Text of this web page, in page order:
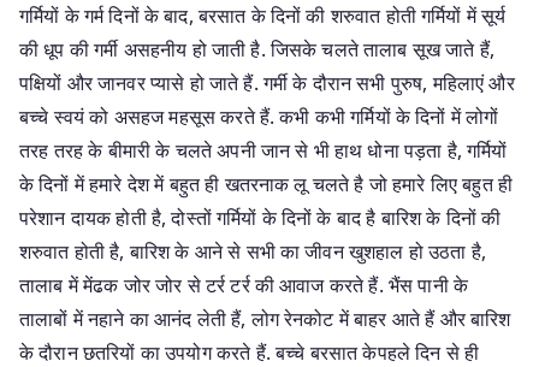
गर्मियों के गर्म दिनों के बाद, बरसात के दिनों की शरुवात होती गर्मियों में सूर्य
की धूप की गर्मी असहनीय हो जाती है. जिसके चलते तालाब सूख जाते हैं,
पक्षियों और जानवर प्यासे हो जाते हैं. गर्मी के दौरान सभी पुरुष, महिलाएं और
बच्चे स्वयं को असहज महसूस करते हैं. कभी कभी गर्मियों के दिनों में लोगों
तरह तरह के बीमारी के चलते अपनी जान से भी हाथ धोना पड़ता है, गर्मियों
के दिनों में हमारे देश में बहुत ही खतरनाक लू चलते है जो हमारे लिए बहुत ही
परेशान दायक होती है, दोस्तों गर्मियों के दिनों के बाद है बारिश के दिनों की
शरुवात होती है, बारिश के आने से सभी का जीवन खुशहाल हो उठता है,
तालाब में मेंढक जोर जोर से टर्र टर्र की आवाज करते हैं. भैंस पानी के
तालाबों में नहाने का आनंद लेती हैं, लोग रेनकोट में बाहर आते हैं और बारिश
के दौरान छतरियों का उपयोग करते हैं. बच्चे बरसात केपहले दिन से ही